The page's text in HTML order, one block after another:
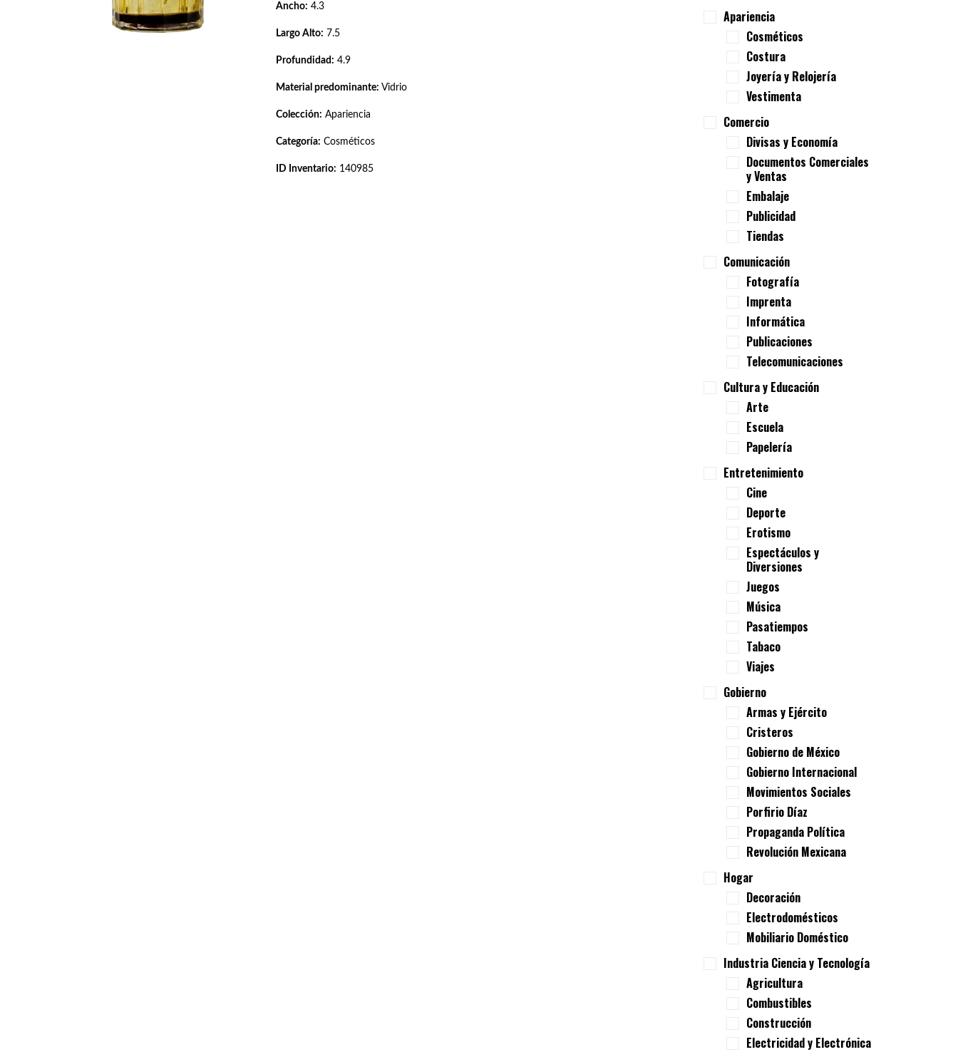
Ancho: 4.3
Largo Alto: 7.5
Profundidad: 4.9
Material predominante: Vidrio
Colección: Apariencia
Categoría: Cosméticos
ID Inventario: 140985
Apariencia
Cosméticos
Costura
Joyería y Relojería
Vestimenta
Comercio
Divisas y Economía
Documentos Comerciales
y Ventas
Embalaje
Publicidad
Tiendas
Comunicación
Fotografía
Imprenta
Informática
Publicaciones
Telecomunicaciones
Cultura y Educación
Arte
Escuela
Papelería
Entretenimiento
Cine
Deporte
Erotismo
Espectáculos y
Diversiones
Juegos
Música
Pasatiempos
Tabaco
Viajes
Gobierno
Armas y Ejército
Cristeros
Gobierno de México
Gobierno Internacional
Movimientos Sociales
Porfirio Díaz
Propaganda Política
Revolución Mexicana
Hogar
Decoración
Electrodomésticos
Mobiliario Doméstico
Industria Ciencia y Tecnología
Agricultura
Combustibles
Construcción
Electricidad y Electrónica